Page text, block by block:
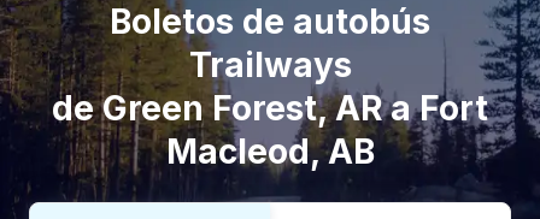
Boletos de autobús
Trailways
de Green Forest, AR a Fort
Macleod, AB